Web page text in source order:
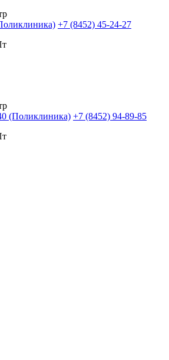
+7 (8452) 45-24-27
(Поликлиника) +7 (8452) 94-89-85